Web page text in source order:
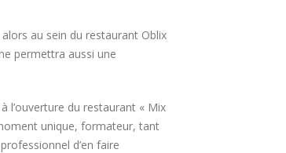
au sein du restaurant Oblix
permettra aussi une
l’ouverture du restaurant « Mix
unique, formateur, tant
d’en faire